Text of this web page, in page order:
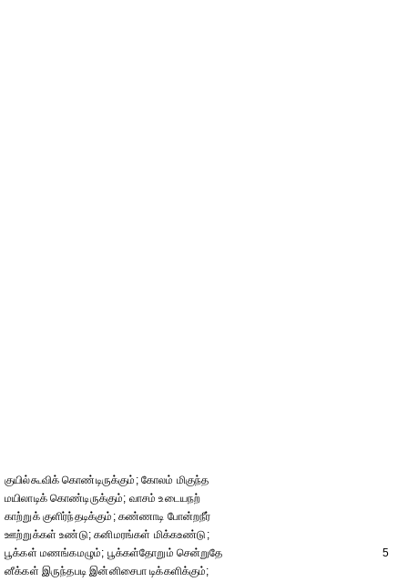
குயில்கூவிக் கொண்டிருக்கும்; கோலம் மிகுந்த
மயிலாடிக் கொண்டிருக்கும்; வாசம் உடையநற்
காற்றுக் குளிர்ந்தடிக்கும்; கண்ணாடி போன்றநீர்
ஊற்றுக்கள் உண்டு; கனிமரங்கள் மிக்கஉண்டு;
பூக்கள் மணங்கமழும்; பூக்கள்தோறும் சென்றுதே
5
னீக்கள் இருந்தபடி இன்னிசைபா டிக்களிக்கும்;